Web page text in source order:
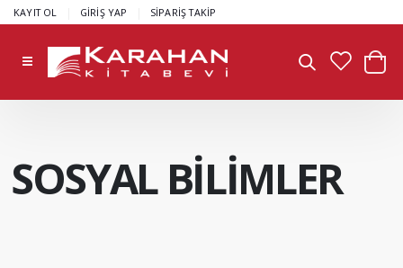
KAYIT OL GİRİŞ YAP SİPARİŞ TAKİP
SOSYAL BİLİMLER